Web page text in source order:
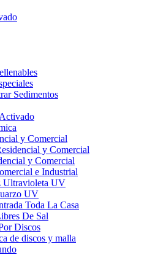
Sedimentos
y Comercial
y Comercial
y Comercial
e Industrial
Ultravioleta UV
UV
Toda La Casa
De Sal
Discos
de discos y malla